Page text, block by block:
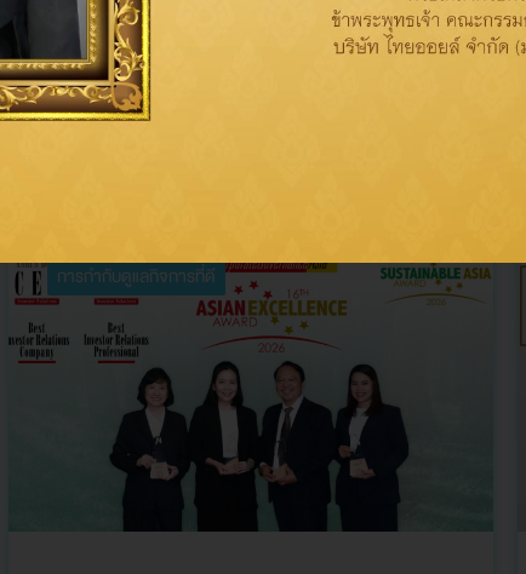
ข่าวที่เกี่ยวข้อง
การกำกับดูแลกิจการที่ดี